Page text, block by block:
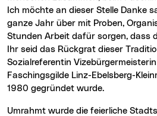
Ich möchte an dieser Stelle Danke
ganze Jahr über mit Proben,
Stunden Arbeit dafür sorgen, dass
Ihr seid das Rückgrat dieser
Sozialreferentin
Faschingsgilde Linz-Ebelsberg-
1980 gegründet wurde.
Umrahmt wurde die feierliche Stadtschlüssel-Übergabe und